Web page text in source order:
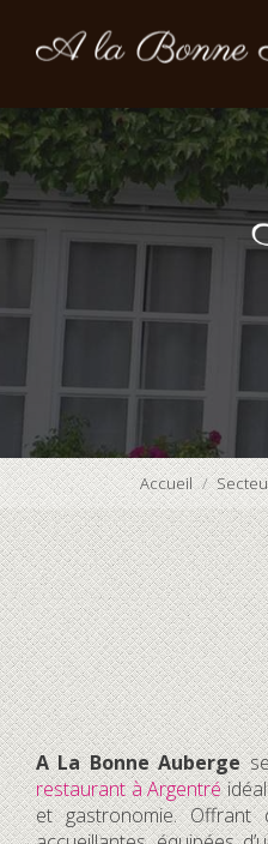
contenu
Accueil
A La Bonne Auberge
restaurant à Argentré
et gastronomie. Offrant